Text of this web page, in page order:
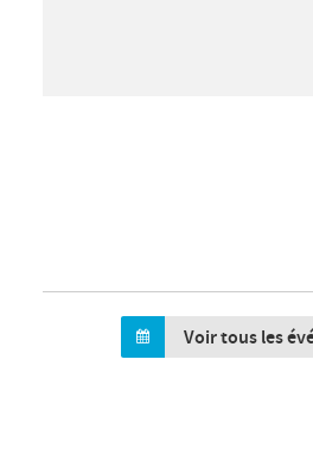
Voir tous les